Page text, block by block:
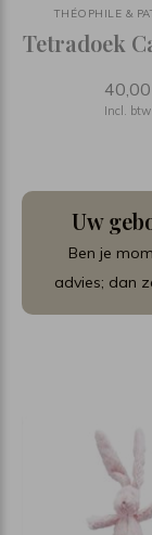
THÉOPHILE &
Tetradoek
40,00
Incl. btw
Uw
Ben je
advies; dan